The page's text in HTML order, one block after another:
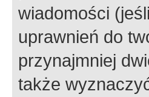
wiadomości
uprawnień do
przynajmniej
także